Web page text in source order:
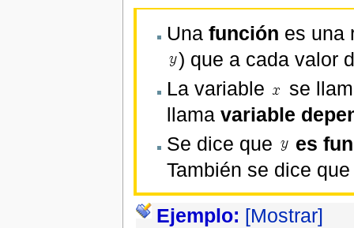
Unafunción es una
) que a cada valor
La variable
se
llamavariable
Se dice que
es
También se dice
Ejemplo: [Mostrar]